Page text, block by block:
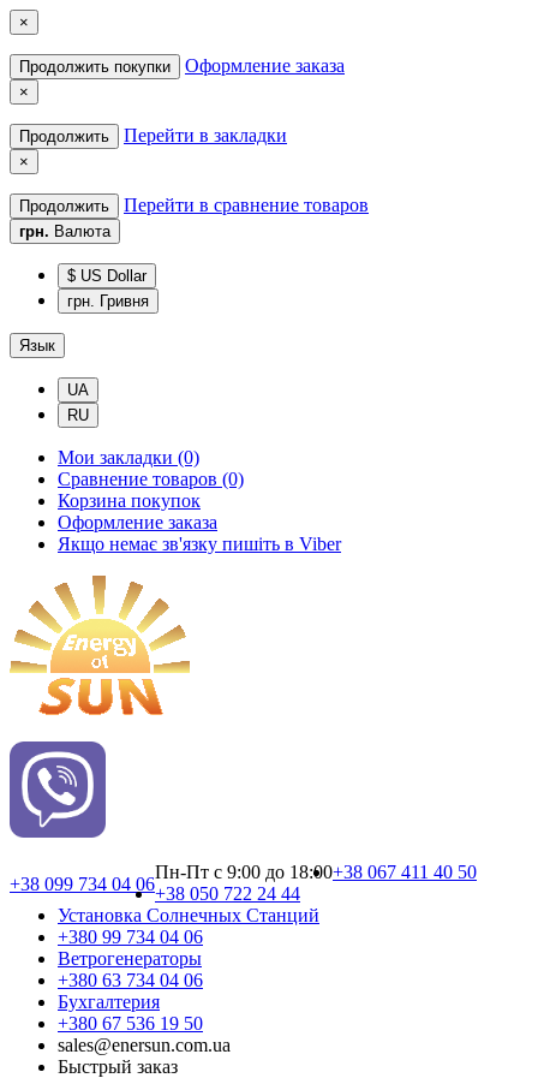
×
Продолжить покупки Оформление заказа
×
Продолжить Перейти в закладки
×
Продолжить Перейти в сравнение товаров
грн. Валюта
$ US Dollar
грн. Гривня
Язык
UA
RU
Мои закладки (0)
Сравнение товаров (0)
Корзина покупок
Оформление заказа
Якщо немає зв'язку пишіть в Viber
+38 099 734 04 06
Пн-Пт с 9:00 до 18:00+38 067 411 40 50
+38 050 722 24 44
Установка Cолнечных Cтанций
+380 99 734 04 06
Ветрогенераторы
+380 63 734 04 06
Бухгалтерия
+380 67 536 19 50
sales@enersun.com.ua
Быстрый заказ